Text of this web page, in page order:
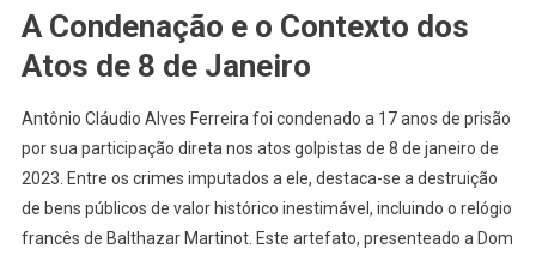
A Condenação e o Contexto dos
Atos de 8 de Janeiro
Antônio Cláudio Alves Ferreira foi condenado a 17 anos de prisão
por sua participação direta nos atos golpistas de 8 de janeiro de
2023. Entre os crimes imputados a ele, destaca-se a destruição
de bens públicos de valor histórico inestimável, incluindo o relógio
francês de Balthazar Martinot. Este artefato, presenteado a Dom